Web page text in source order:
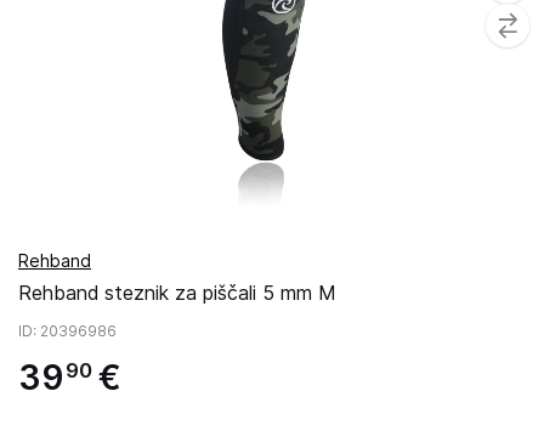
Rehband
Rehband steznik za piščali 5 mm M
ID: 20396986
39 90 €